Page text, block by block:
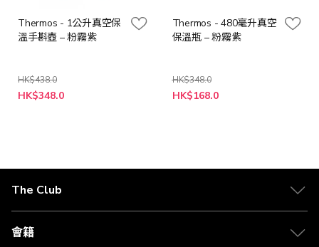
Thermos - 1公升真空保
溫手斟壺 – 粉霧紫
HK$438.0
特
殊
HK$348.0
Thermos - 480毫升真空
保溫瓶 – 粉霧紫
HK$348.0
特
殊
HK$168.0
The Club
關於 The Club
合作夥伴
會籍